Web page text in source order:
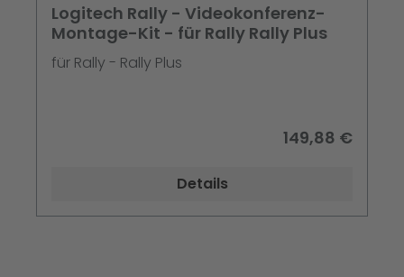
Logitech Rally - Videokonferenz-
Montage-Kit - für Rally Rally Plus
für Rally - Rally Plus
149,88 €
Details